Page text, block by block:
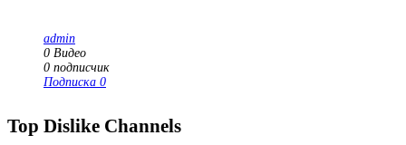
admin
0 Видео
0 подписчик
Подписка 0
Top Dislike Channels